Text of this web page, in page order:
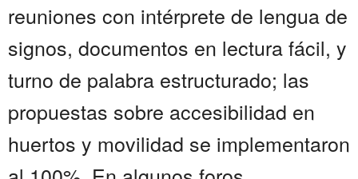
reuniones con intérprete de lengua de
signos, documentos en lectura fácil, y
turno de palabra estructurado; las
propuestas sobre accesibilidad en
huertos y movilidad se implementaron